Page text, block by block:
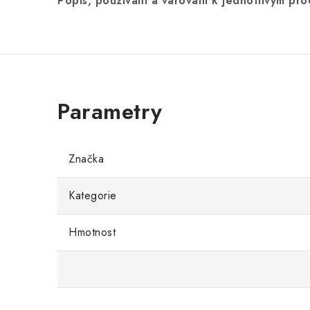
Značka
Kategorie
Hmotnost